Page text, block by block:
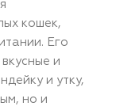
кошек,
Его
и
и утку,
но и